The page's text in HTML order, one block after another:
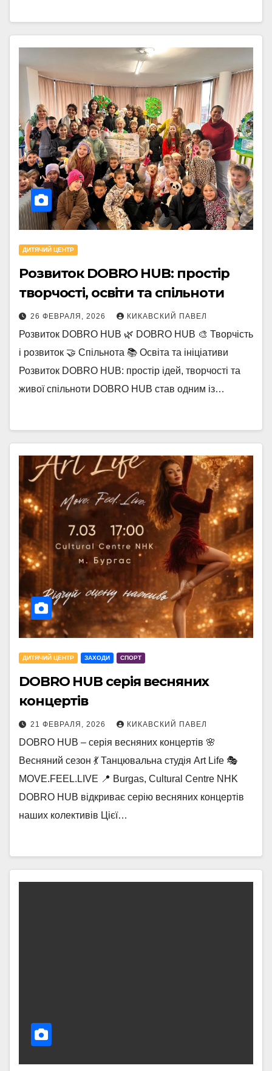
ДИТЯЧИЙ ЦЕНТР
Розвиток DOBRO HUB: простір
творчості, освіти та спільноти
26 ФЕВРАЛЯ, 2026 КИКАВСКИЙ ПАВЕЛ
Розвиток DOBRO HUB 🌿 DOBRO HUB 🎨 Творчість
і розвиток 🤝 Спільнота 📚 Освіта та ініціативи
Розвиток DOBRO HUB: простір ідей, творчості та
живої спільноти DOBRO HUB став одним із…
ДИТЯЧИЙ ЦЕНТР ЗАХОДИ СПОРТ
DOBRO HUB серія весняних
концертів
21 ФЕВРАЛЯ, 2026 КИКАВСКИЙ ПАВЕЛ
DOBRO HUB – серія весняних концертів 🌸
Весняний сезон 💃 Танцювальна студія Art Life 🎭
MOVE.FEEL.LIVE 📍 Burgas, Cultural Centre NHK
DOBRO HUB відкриває серію весняних концертів
наших колективів Цієї…